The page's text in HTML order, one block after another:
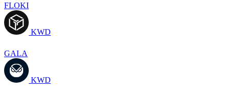
FLOKI
KWD
GALA
KWD